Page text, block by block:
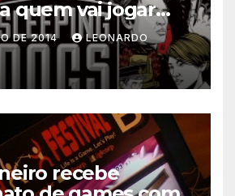
quem vai jogar
DE 2014 LEONARDO
recebe